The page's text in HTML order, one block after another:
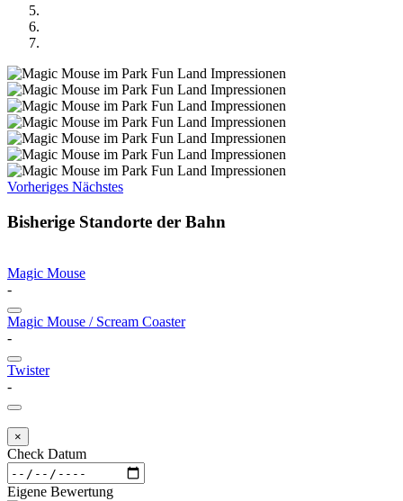
Vorheriges Nächstes
Bisherige Standorte der Bahn
Magic Mouse
-
Magic Mouse / Scream Coaster
-
Twister
-
×
Check Datum
Eigene Bewertung